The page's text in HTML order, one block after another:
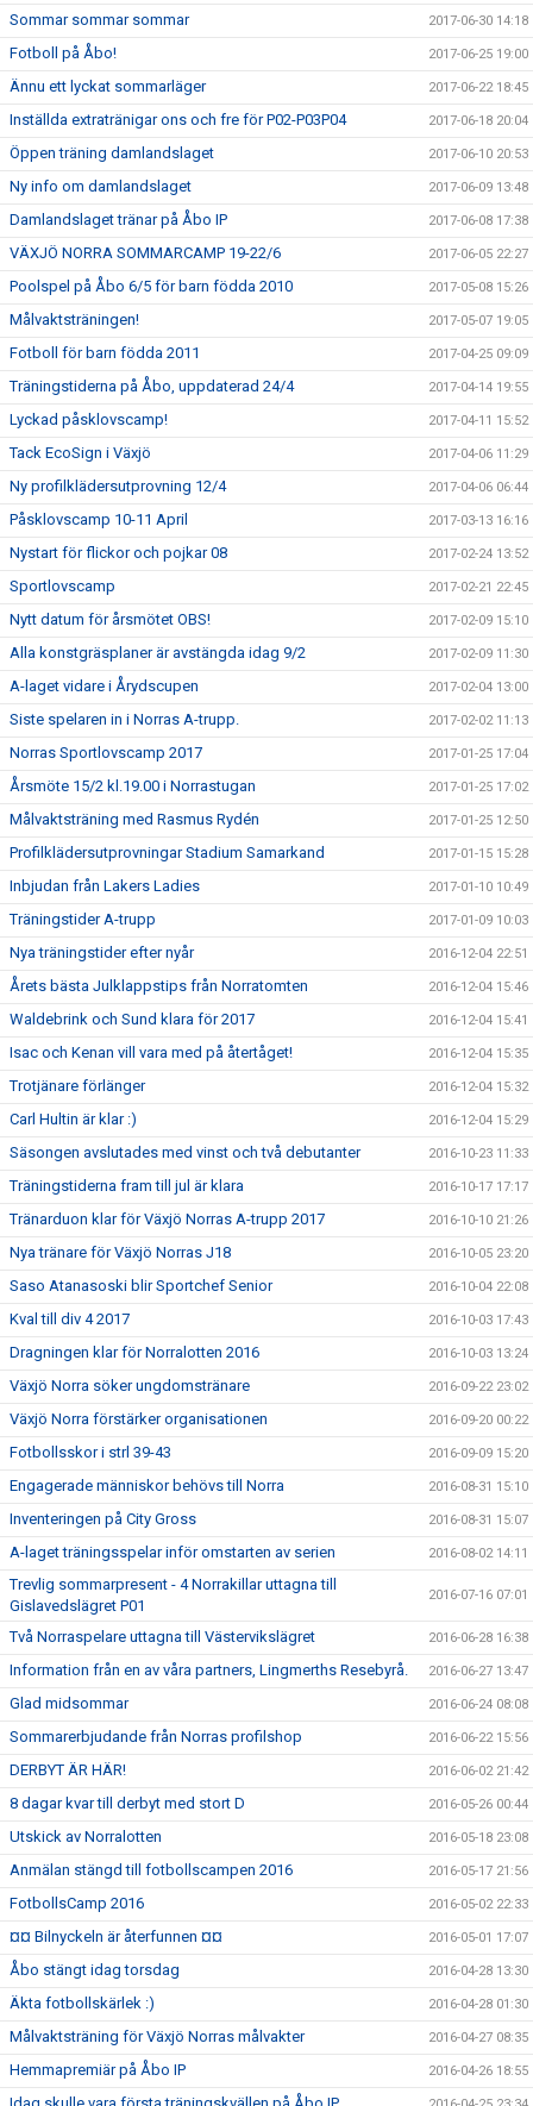
Sommar sommar sommar 2017-06-30 14:18
Fotboll på Åbo! 2017-06-25 19:00
Ännu ett lyckat sommarläger 2017-06-22 18:45
Inställda extratränigar ons och fre för P02-P03P04 2017-06-18 20:04
Öppen träning damlandslaget 2017-06-10 20:53
Ny info om damlandslaget 2017-06-09 13:48
Damlandslaget tränar på Åbo IP 2017-06-08 17:38
VÄXJÖ NORRA SOMMARCAMP 19-22/6 2017-06-05 22:27
Poolspel på Åbo 6/5 för barn födda 2010 2017-05-08 15:26
Målvaktsträningen! 2017-05-07 19:05
Fotboll för barn födda 2011 2017-04-25 09:09
Träningstiderna på Åbo, uppdaterad 24/4 2017-04-14 19:55
Lyckad påsklovscamp! 2017-04-11 15:52
Tack EcoSign i Växjö 2017-04-06 11:29
Ny profilklädersutprovning 12/4 2017-04-06 06:44
Påsklovscamp 10-11 April 2017-03-13 16:16
Nystart för flickor och pojkar 08 2017-02-24 13:52
Sportlovscamp 2017-02-21 22:45
Nytt datum för årsmötet OBS! 2017-02-09 15:10
Alla konstgräsplaner är avstängda idag 9/2 2017-02-09 11:30
A-laget vidare i Årydscupen 2017-02-04 13:00
Siste spelaren in i Norras A-trupp. 2017-02-02 11:13
Norras Sportlovscamp 2017 2017-01-25 17:04
Årsmöte 15/2 kl.19.00 i Norrastugan 2017-01-25 17:02
Målvaktsträning med Rasmus Rydén 2017-01-25 12:50
Profilklädersutprovningar Stadium Samarkand 2017-01-15 15:28
Inbjudan från Lakers Ladies 2017-01-10 10:49
Träningstider A-trupp 2017-01-09 10:03
Nya träningstider efter nyår 2016-12-04 22:51
Årets bästa Julklappstips från Norratomten 2016-12-04 15:46
Waldebrink och Sund klara för 2017 2016-12-04 15:41
Isac och Kenan vill vara med på återtåget! 2016-12-04 15:35
Trotjänare förlänger 2016-12-04 15:32
Carl Hultin är klar :) 2016-12-04 15:29
Säsongen avslutades med vinst och två debutanter 2016-10-23 11:33
Träningstiderna fram till jul är klara 2016-10-17 17:17
Tränarduon klar för Växjö Norras A-trupp 2017 2016-10-10 21:26
Nya tränare för Växjö Norras J18 2016-10-05 23:20
Saso Atanasoski blir Sportchef Senior 2016-10-04 22:08
Kval till div 4 2017 2016-10-03 17:43
Dragningen klar för Norralotten 2016 2016-10-03 13:24
Växjö Norra söker ungdomstränare 2016-09-22 23:02
Växjö Norra förstärker organisationen 2016-09-20 00:22
Fotbollsskor i strl 39-43 2016-09-09 15:20
Engagerade människor behövs till Norra 2016-08-31 15:10
Inventeringen på City Gross 2016-08-31 15:07
A-laget träningsspelar inför omstarten av serien 2016-08-02 14:11
Trevlig sommarpresent - 4 Norrakillar uttagna till
Gislavedslägret P01
2016-07-16 07:01
Två Norraspelare uttagna till Västervikslägret 2016-06-28 16:38
Information från en av våra partners, Lingmerths Resebyrå. 2016-06-27 13:47
Glad midsommar 2016-06-24 08:08
Sommarerbjudande från Norras profilshop 2016-06-22 15:56
DERBYT ÄR HÄR! 2016-06-02 21:42
8 dagar kvar till derbyt med stort D 2016-05-26 00:44
Utskick av Norralotten 2016-05-18 23:08
Anmälan stängd till fotbollscampen 2016 2016-05-17 21:56
FotbollsCamp 2016 2016-05-02 22:33
¤¤ Bilnyckeln är återfunnen ¤¤ 2016-05-01 17:07
Åbo stängt idag torsdag 2016-04-28 13:30
Äkta fotbollskärlek :) 2016-04-28 01:30
Målvaktsträning för Växjö Norras målvakter 2016-04-27 08:35
Hemmapremiär på Åbo IP 2016-04-26 18:55